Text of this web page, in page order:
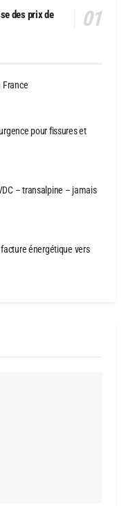
des prix de
France
pour fissures et
– transalpine – jamais
énergétique vers